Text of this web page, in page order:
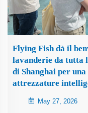
Flying Fish dà il
lavanderie da tutta
di Shanghai per
attrezzature
May 27, 2026